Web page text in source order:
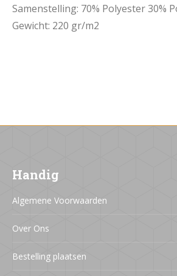
Samenstelling: 70% Polyester 30%
Gewicht: 220 gr/m2
Handig
Algemene Voorwaarden
Over Ons
Bestelling plaatsen